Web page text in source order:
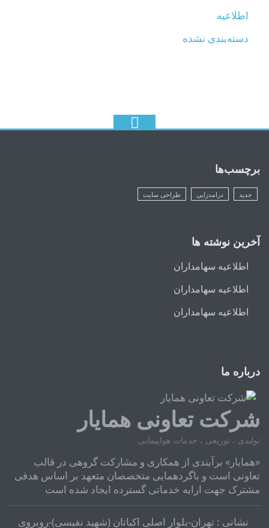
اطلاعیه
دسته‌بندی نشده
برچسب‌ها
جدید درامدزایی طراحی سایت
آخرین نوشته ها
اطلاعیه سهامداران
اطلاعیه سهامداران
اطلاعیه سهامداران
درباره ما
شرکت تعاونی همایار
تولیدی ، توزیعی ، خدمات هواپیمایی
«همایار» برآیندی از همکاری و مشارکت گروهی در قالب
تعاونی است و باگردهمایی متخصصان متعهد بر اساس هدفی
مشترک جهت ارایه خدماتی گسترده ایجاد شده است
نشانی : تهران-بلوار اصلی اکباتان (شهید نفیسی)-روبروی